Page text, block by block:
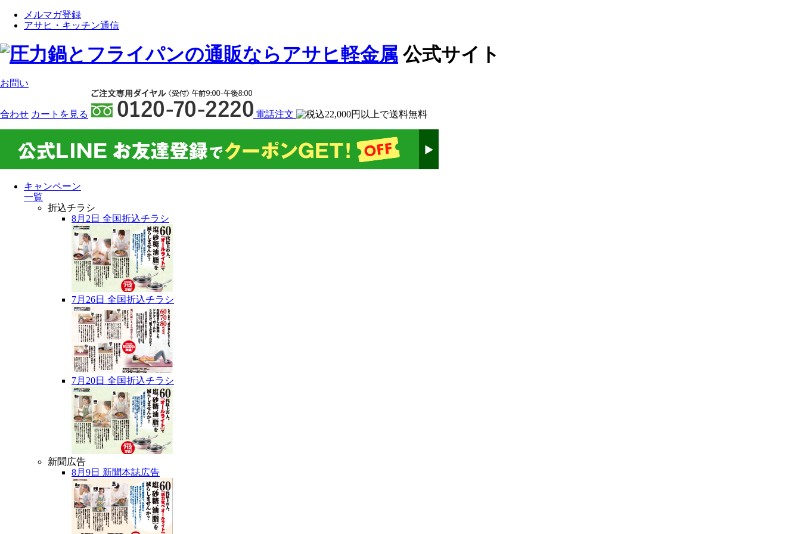
メルマガ登録
アサヒ・キッチン通信
公式サイト
お問い
合わせ カート を見る 電話注文
キャンペーン
一覧
折込チラシ
8月2日 全国折込チラシ
7月26日 全国折込チラシ
7月20日 全国折込チラシ
新聞広告
8月9日 新聞本誌広告